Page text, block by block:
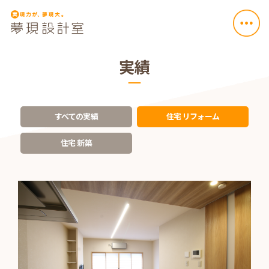
実績
すべての実績 住宅 リフォーム
住宅 新築